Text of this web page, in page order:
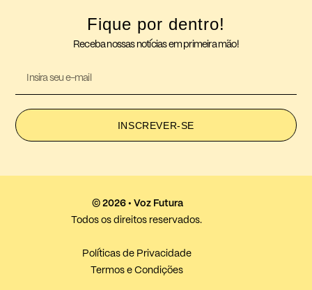
Fique por dentro!
Receba nossas notícias em primeira mão!
INSCREVER-SE
© 2026 • Voz Futura
Todos os direitos reservados.
Políticas de Privacidade
Termos e Condições